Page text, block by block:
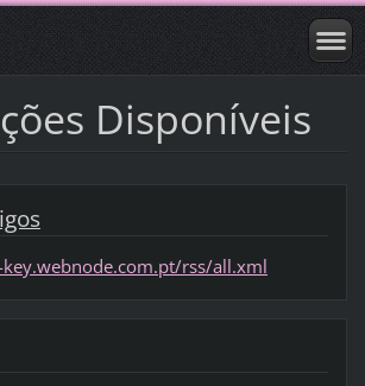
Disponíveis
rss/all.xml